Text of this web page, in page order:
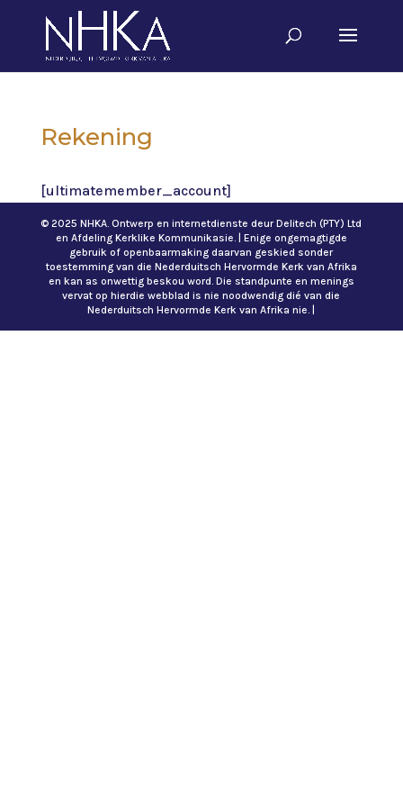
Rekening
[ultimatemember_account]
© 2025 NHKA. Ontwerp en internetdienste deur Delitech (PTY) Ltd
en Afdeling Kerklike Kommunikasie. | Enige ongemagtigde
gebruik of openbaarmaking daarvan geskied sonder
toestemming van die Nederduitsch Hervormde Kerk van Afrika
en kan as onwettig beskou word. Die standpunte en menings
vervat op hierdie webblad is nie noodwendig dié van die
Nederduitsch Hervormde Kerk van Afrika nie. |